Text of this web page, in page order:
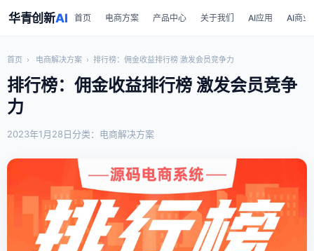
华青创新AI 首页 电商方案 产品中心 关于我们 AI应用 AI商业
首页 › 电商解决方案 › 排行榜：佣金收益排行榜 激发会员竞争力
排行榜：佣金收益排行榜 激发会员竞争
力
2023年1月28日分类：电商解决方案